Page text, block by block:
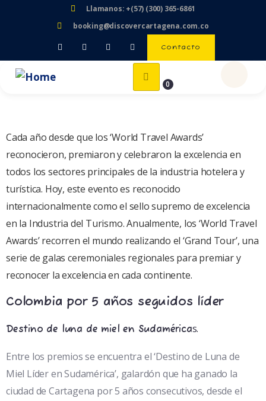
Llamanos: +(57) (300) 365-6861
booking@discovercartagena.com.co
Contacto
0
Cada año desde que los ‘World Travel Awards’
reconocieron, premiaron y celebraron la excelencia en
todos los sectores principales de la industria hotelera y
turística. Hoy, este evento es reconocido
internacionalmente como el sello supremo de excelencia
en la Industria del Turismo. Anualmente, los ‘World Travel
Awards’ recorren el mundo realizando el ‘Grand Tour’, una
serie de galas ceremoniales regionales para premiar y
reconocer la excelencia en cada continente.
Colombia por 5 años seguidos líder
Destino de luna de miel en Sudaméricas.
Entre los premios se encuentra el ‘Destino de Luna de
Miel Líder en Sudamérica’, galardón que ha ganado la
ciudad de Cartagena por 5 años consecutivos, desde el